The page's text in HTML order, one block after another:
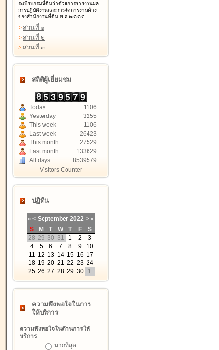
ระเบียบกรมที่ดินว่าด้วยการรายงานผล
การปฏิบัติงานและการจัดการงานค้าง
ของสำนักงานที่ดิน พ.ศ.๒๕๕๕
> ส่วนที่ ๑
> ส่วนที่ ๒
> ส่วนที่ ๓
สถิติผู้เยี่ยมชม
Today
1106
Yesterday
3255
This week
1106
Last week
26423
This month
27529
Last month
133629
All days
8539579
Visitors Counter
ปฏิทิน
« < September 2022 >»
S
M T W T F
S
28 29 30 31 1 2
3
4
5 6 7 8 9
10
11 12 13 14 15 16 17
18 19 20 21 22 23 24
25 26 27 28 29 30 1
ความพึงพอใจในการ
ให้บริการ
ความพึงพอใจในด้านการให้
บริการ
มากที่สุด